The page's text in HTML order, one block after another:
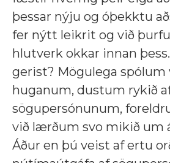
þessar nýju og óþekktu
fer nýtt leikrit og við
hlutverk okkar innan
gerist? Mögulega spólum
huganum, dustum rykið
sögupersónunum,
við lærðum svo mikið um
Áður en þú veist af ertu